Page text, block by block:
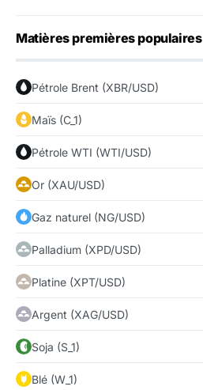
Matières premières populaires
Pétrole Brent (XBR/USD)
Maïs (C_1)
Pétrole WTI (WTI/USD)
Or (XAU/USD)
Gaz naturel (NG/USD)
Palladium (XPD/USD)
Platine (XPT/USD)
Argent (XAG/USD)
Soja (S_1)
Blé (W_1)